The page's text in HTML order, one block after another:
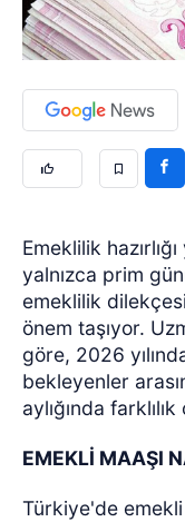
Emeklilik
yalnızca prim
emeklilik
önem taşıyor.
göre, 2026
bekleyenler
aylığında
EMEKLİ MAAŞI
Türkiye'de emekli